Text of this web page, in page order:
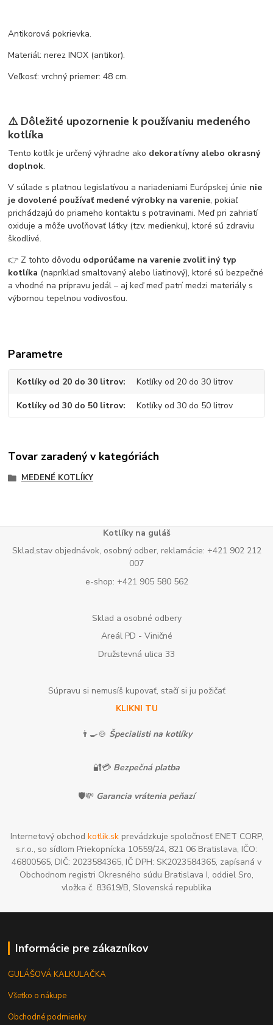
Antikorová pokrievka.
Materiál: nerez INOX (antikor).
Veľkosť: vrchný priemer: 48 cm.
⚠️ Dôležité upozornenie k používaniu medeného
kotlíka
Tento kotlík je určený výhradne ako dekoratívny alebo okrasný
doplnok.
V súlade s platnou legislatívou a nariadeniami Európskej únie nie
je dovolené používať medené výrobky na varenie, pokiaľ
prichádzajú do priameho kontaktu s potravinami. Meď pri zahriatí
oxiduje a môže uvoľňovať látky (tzv. medienku), ktoré sú zdraviu
škodlivé.
👉 Z tohto dôvodu odporúčame na varenie zvoliť iný typ
kotlíka (napríklad smaltovaný alebo liatinový), ktoré sú bezpečné
a vhodné na prípravu jedál – aj keď meď patrí medzi materiály s
výbornou tepelnou vodivosťou.
Parametre
Kotlíky od 20 do 30 litrov Kotlíky od 20 do 30 litrov
Kotlíky od 30 do 50 litrov Kotlíky od 30 do 50 litrov
Tovar zaradený v kategóriách
MEDENÉ KOTLÍKY
Kotlíky na guláš
Sklad,stav objednávok, osobný odber, reklamácie: +421 902 212
007
e-shop: +421 905 580 562
Sklad a osobné odbery
Areál PD - Viničné
Družstevná ulica 33
Súpravu si nemusíš kupovať, stačí si ju požičať
KLIKNI TU
👨‍🍳🍲 Špecialisti na kotlíky
🔐💳 Bezpečná platba
🛡️💸 Garancia vrátenia peňazí
Internetový obchod kotlik.skprevádzkuje spoločnosť ENET CORP,
s.r.o., so sídlom Priekopnícka 10559/24, 821 06 Bratislava, IČO:
46800565, DIČ: 2023584365, IČ DPH: SK2023584365, zapísaná v
Obchodnom registri Okresného súdu Bratislava I, oddiel Sro,
vložka č. 83619/B, Slovenská republika
Informácie pre zákazníkov
GULÁŠOVÁ KALKULAČKA
Všetko o nákupe
Obchodné podmienky